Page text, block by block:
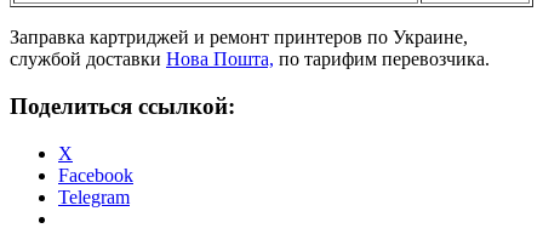
Заправка картриджей и ремонт принтеров по Украине,
службой доставки Нова Пошта, по тарифим перевозчика.
Поделиться ссылкой:
X
Facebook
Telegram